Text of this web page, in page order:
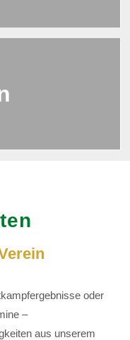
oder
–
aus unserem